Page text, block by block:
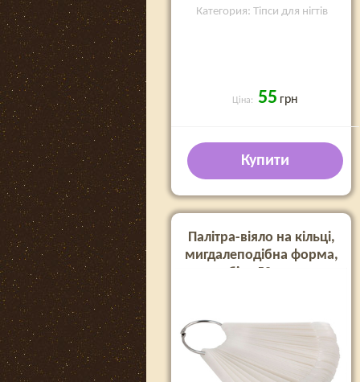
Категория: Тіпси для нігтів
Ціна: 55 грн
Купити
Палітра-віяло на кільці,
мигдалеподібна форма,
біла 50 шт.